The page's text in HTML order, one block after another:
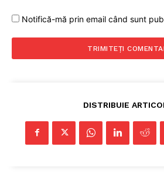
Notifică-mă prin email când sunt
DISTRIBUIE